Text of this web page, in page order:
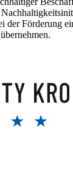
der Förderung